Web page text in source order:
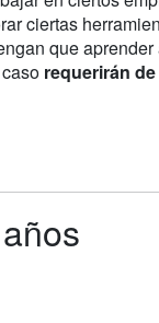
ciertas
que
requerirán